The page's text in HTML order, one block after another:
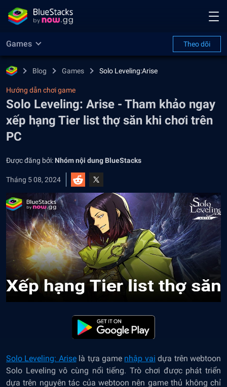
Games Theo dõi
Blog Games Solo Leveling:Arise
Hướng dẫn chơi game
Solo Leveling: Arise - Tham khảo ngay
xếp hạng Tier list thợ săn khi chơi trên
PC
Được đăng bởi: Nhóm nội dung BlueStacks
Tháng 5 08, 2024
Solo Leveling: Ariselà tựa game nhập vai dựa trên webtoon
Solo Leveling vô cùng nổi tiếng. Trò chơi được phát triển
dựa trên nguyên tác của webtoon nên game thủ không chỉ